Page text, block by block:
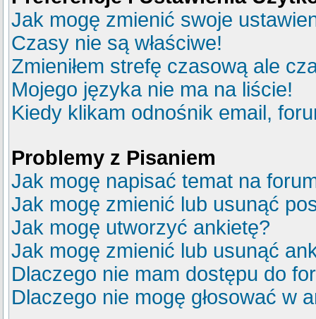
Jak mogę zmienić swoje
Czasy nie są właściwe!
Zmieniłem strefę czasową ale
Mojego języka nie ma na liście!
Kiedy klikam odnośnik email,
Problemy z Pisaniem
Jak mogę napisać temat na
Jak mogę zmienić lub usunąć
Jak mogę utworzyć ankietę?
Jak mogę zmienić lub usunąć
Dlaczego nie mam dostępu do
Dlaczego nie mogę głosować w